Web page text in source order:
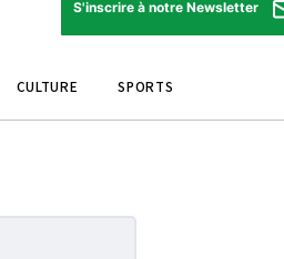
Le Matin Store Programme TV
S'inscrire à notre Newsletter
CULTURE SPORTS